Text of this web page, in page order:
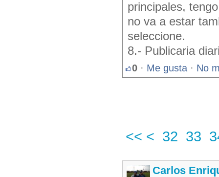
principales,
no va a estar
seleccione.
8.- Publicaria
0 · Me gusta · No
<< < 32 33
Carlos